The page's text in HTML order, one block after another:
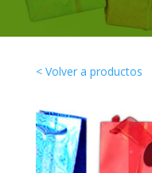
< Volver a productos